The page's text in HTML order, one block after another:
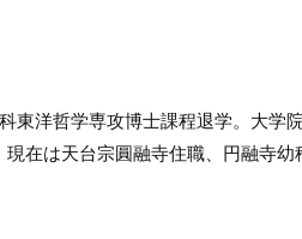
洋哲学専攻博士課程退学。大学
在は天台宗圓融寺住職、円融寺幼